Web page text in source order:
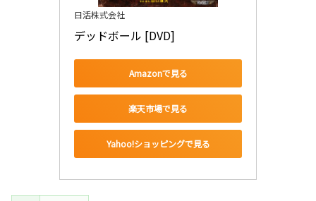
日活株式会社
デッドボール [DVD]
Amazonで見る
楽天市場で見る
Yahoo!ショッピングで見る